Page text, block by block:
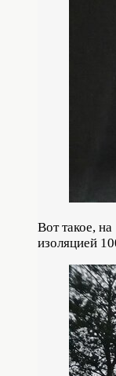
Вот такое,
изоляцией